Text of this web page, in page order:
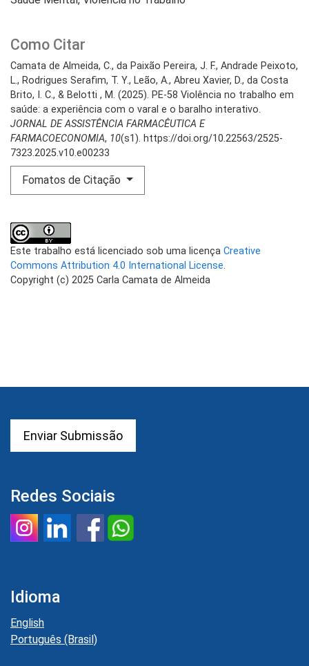
Como Citar
Camata de Almeida, C., da Paixão Pereira, J. F., Andrade Peixoto,
L., Rodrigues Serafim, T. Y., Leão, A., Abreu Xavier, D., da Costa
Brito, I. C., & Belotti , M. (2025). PE-58 Violência no trabalho em
saúde: a experiência com o varal e o baralho interativo.
JORNAL DE ASSISTÊNCIA FARMACÊUTICA E
FARMACOECONOMIA, 10(s1). https://doi.org/10.22563/2525-
7323.2025.v10.e00233
Fomatos de Citação
Este trabalho está licenciado sob uma licença Creative
Commons Attribution 4.0 International License.
Copyright (c) 2025 Carla Camata de Almeida
Enviar Submissão
Redes Sociais
Idioma
English
Português (Brasil)